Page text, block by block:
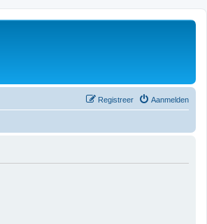
Aanmelden
Registreer